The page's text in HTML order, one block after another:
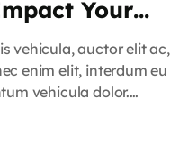
Your
vehicula, auctor elit ac,
enim elit, interdum eu
vehicula dolor.
Phasellus